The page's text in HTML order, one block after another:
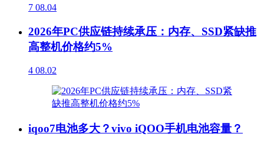
7 08.04
2026年PC供应链持续承压：内存、SSD紧缺推
高整机价格约5%
4 08.02
iqoo7电池多大？vivo iQOO手机电池容量？